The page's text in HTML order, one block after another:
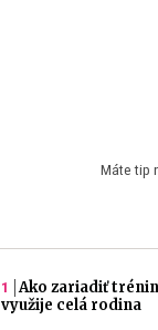
Máte tip
Ako zariadiť
využije celá rodina